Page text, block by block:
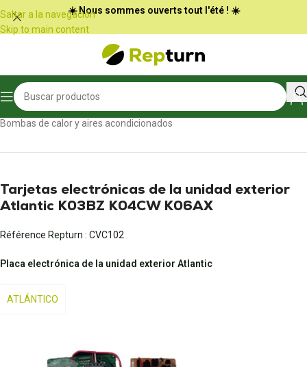
Panel de gestión de cookies
Saltar a la navegación
Skip to main content
☀️ Nous sommes ouverts tout l'été ! ☀️
Inicio/Calefacción, aire acondicionado y ventilación
Bombas de calor y aires acondicionados
Tarjetas electrónicas de la unidad exterior
Atlantic K03BZ K04CW K06AX
Référence Repturn : CVC102
Placa electrónica de la unidad exterior Atlantic
ATLÁNTICO